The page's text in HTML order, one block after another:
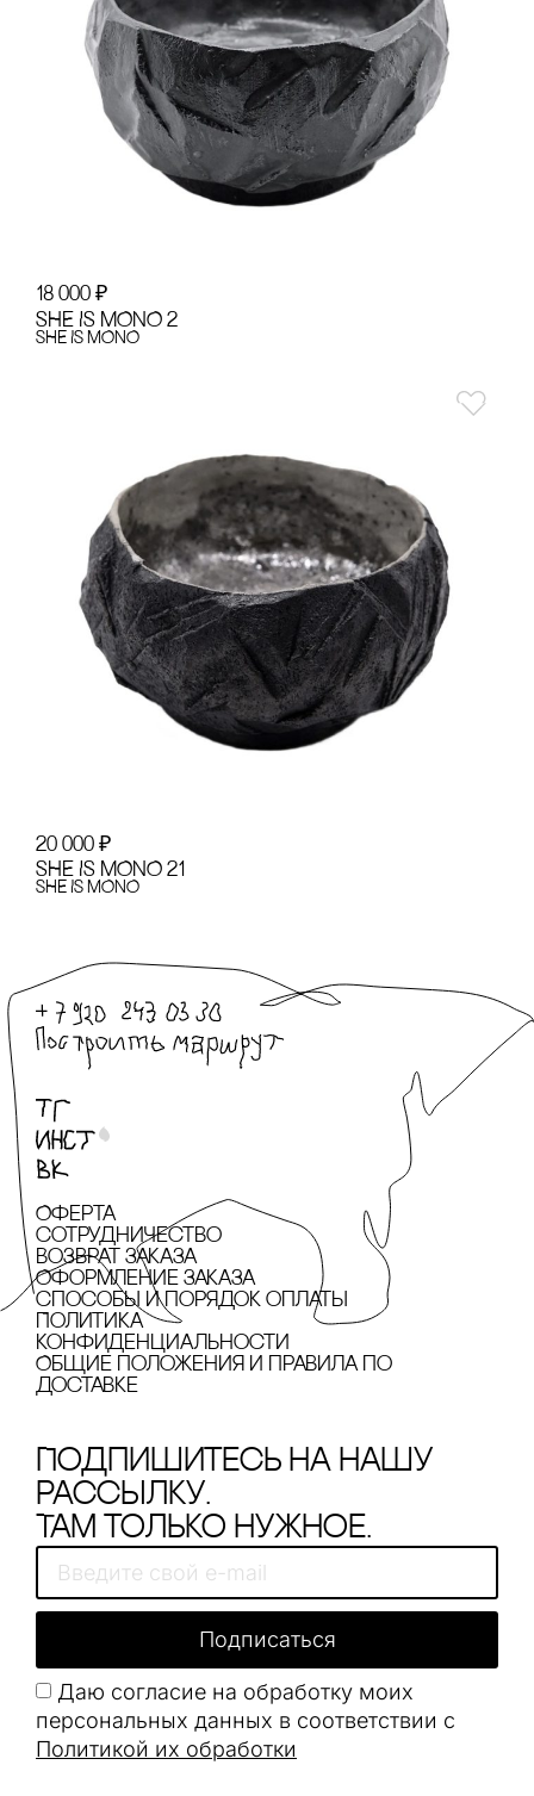
18 000 ₽
SHE IS MONO 2
SHE IS MONO
20 000 ₽
SHE IS MONO 21
SHE IS MONO
Оферта
сотрудничество
Возврат заказа
Оформление заказа
cпособы и порядок оплаты
Политика
конфиденциальности
Общие положения и правила по
доставке
Подпишитесь на нашу
рассылку.
Там только нужное.
Даю согласие на обработку моих
персональных данных в соответствии с
Политикой их обработки
Подписаться